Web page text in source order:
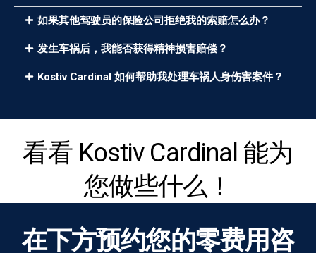
如果其他驾驶员的保险公司拒绝我的索赔怎么办？
发生车祸后，我能否获得精神损害赔偿？
Kostiv Cardinal 如何帮助我处理车祸人身伤害案件？
看看 Kostiv Cardinal 能为
您做些什么！
在下方预约您的零费用咨